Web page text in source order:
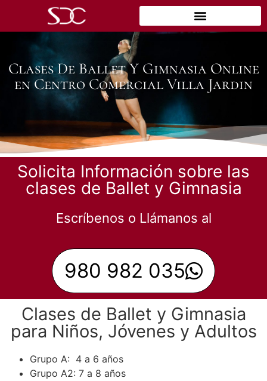
Clases De Ballet Y Gimnasia Online
en Centro Comercial Villa Jardin
Solicita Información sobre las
clases de Ballet y Gimnasia
Escríbenos o Llámanos al
980 982 035
Clases de Ballet y Gimnasia
para Niños, Jóvenes y Adultos
Grupo A: 4 a 6 años
Grupo A2: 7 a 8 años